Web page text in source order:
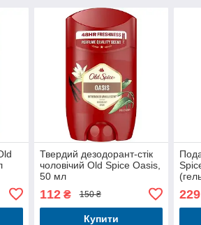
Твердий дезодорант-стік
чоловічий Old Spice Oasis,
50 мл
112₴ 150 ₴
Купити
50
229